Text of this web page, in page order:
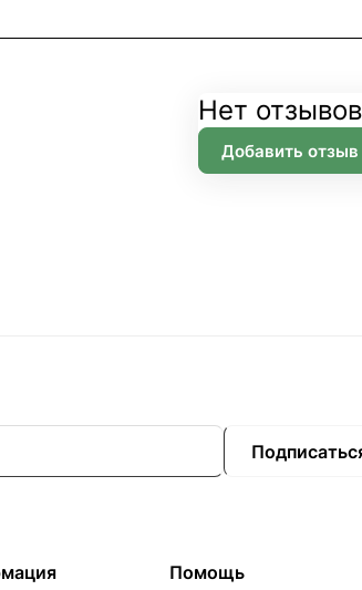
Нет отзывов
Добавить отзыв
Помощь